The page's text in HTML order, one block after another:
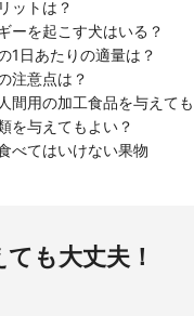
ットは？
ーを起こす犬はいる？
1日あたりの適量は？
注意点は？
間用の加工食品を与えて
を与えてもよい？
べてはいけない果物
も大丈夫！